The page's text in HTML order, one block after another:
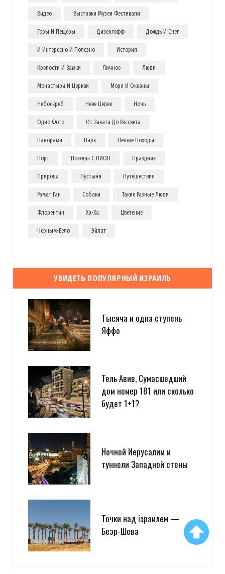
Видео Выставки Музеи Фестивали
Горы И Пещеры Дизенгофф Дождь И Снег
И Интересно И Полезно История
Крепости И Замки Личное Люди
Монастыри И Церкви Моря И Океаны
Небоскреб Неве Цедек Ночь
Одно Фото От Заката До Рассвета
Панорама Парк Пешие Походы
Порт Походы С ПИОН Праздник
Природа Пустыня Путешествия
Рамат Ган Собаки Такие Разные Люди
Флорентин Ха-Ха Цветение
Черным-Бело Эйлат
УВИДЕТЬ ПОПУЛЯРНЫЙ ИЗРАИЛЬ
Тысяча и одна ступень
Яффо
Тель Авив, Сумасшедший
дом номер 181 или сколько
будет 1+1?
Ночной Иерусалим и
туннели Западной стены
Точки над iзраилем —
Беэр-Шева